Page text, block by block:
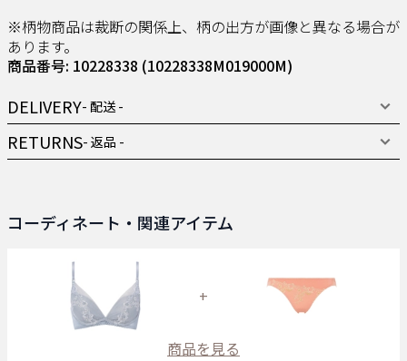
※柄物商品は裁断の関係上、柄の出方が画像と異なる場合が
あります。
商品番号: 10228338 (10228338M019000M)
DELIVERY- 配送 -
RETURNS- 返品 -
コーディネート・関連アイテム
+
商品を見る